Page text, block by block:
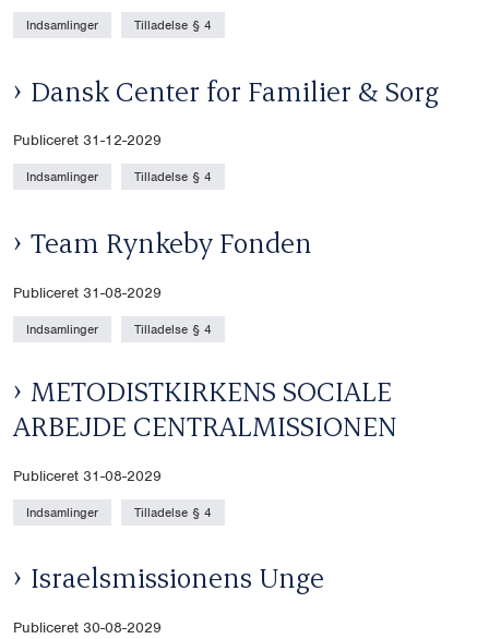
Indsamlinger Tilladelse § 4
Dansk Center for Familier & Sorg
Publiceret 31-12-2029
Indsamlinger Tilladelse § 4
Team Rynkeby Fonden
Publiceret 31-08-2029
Indsamlinger Tilladelse § 4
METODISTKIRKENS SOCIALE
ARBEJDE CENTRALMISSIONEN
Publiceret 31-08-2029
Indsamlinger Tilladelse § 4
Israelsmissionens Unge
Publiceret 30-08-2029